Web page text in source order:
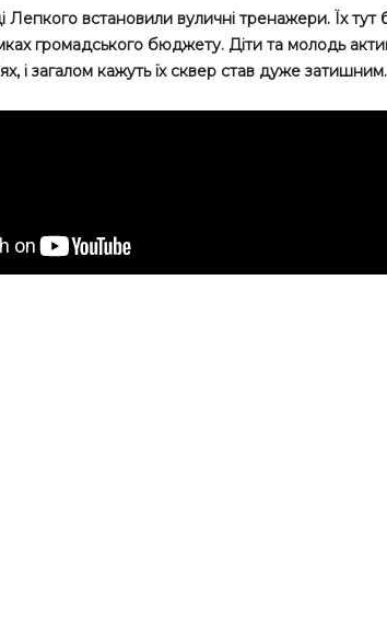
Лепкого встановили вуличні тренажери. Їх тут
громадського бюджету. Діти та молодь
і загалом кажуть їх сквер став дуже затишним.